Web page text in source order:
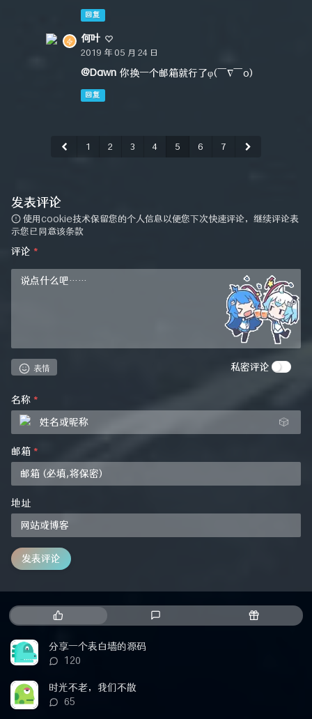
回复
何叶
2019 年 05 月 24 日
@Dawn 你换一个邮箱就行了φ(￣∇￣o)
回复
1 2 3 4 5 6 7
发表评论
使用cookie技术保留您的个人信息以便您下次快速评论，继续评论表
示您已同意该条款
评论 *
表情 私密评论
名称 *
🎲
邮箱 *
地址
发表评论
热
门
文
章
新
随
机
分享一个表白墙的源码
评
数：
120
时光不老，我们不散
评
65